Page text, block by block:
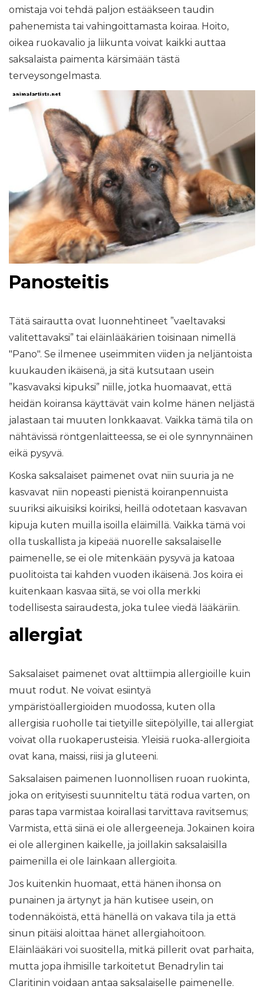
omistaja voi tehdä paljon estääkseen taudin
pahenemista tai vahingoittamasta koiraa. Hoito,
oikea ruokavalio ja liikunta voivat kaikki auttaa
saksalaista paimenta kärsimään tästä
terveysongelmasta.
Panosteitis
Tätä sairautta ovat luonnehtineet ”vaeltavaksi
valitettavaksi” tai eläinlääkärien toisinaan nimellä
"Pano". Se ilmenee useimmiten viiden ja neljäntoista
kuukauden ikäisenä, ja sitä kutsutaan usein
”kasvavaksi kipuksi” niille, jotka huomaavat, että
heidän koiransa käyttävät vain kolme hänen neljästä
jalastaan ​​tai muuten lonkkaavat. Vaikka tämä tila on
nähtävissä röntgenlaitteessa, se ei ole synnynnäinen
eikä pysyvä.
Koska saksalaiset paimenet ovat niin suuria ja ne
kasvavat niin nopeasti pienistä koiranpennuista
suuriksi aikuisiksi koiriksi, heillä odotetaan kasvavan
kipuja kuten muilla isoilla eläimillä. Vaikka tämä voi
olla tuskallista ja kipeää nuorelle saksalaiselle
paimenelle, se ei ole mitenkään pysyvä ja katoaa
puolitoista tai kahden vuoden ikäisenä. Jos koira ei
kuitenkaan kasvaa siitä, se voi olla merkki
todellisesta sairaudesta, joka tulee viedä lääkäriin.
allergiat
Saksalaiset paimenet ovat alttiimpia allergioille kuin
muut rodut. Ne voivat esiintyä
ympäristöallergioiden muodossa, kuten olla
allergisia ruoholle tai tietyille siitepölyille, tai allergiat
voivat olla ruokaperusteisia. Yleisiä ruoka-allergioita
ovat kana, maissi, riisi ja gluteeni.
Saksalaisen paimenen luonnollisen ruoan ruokinta,
joka on erityisesti suunniteltu tätä rodua varten, on
paras tapa varmistaa koirallasi tarvittava ravitsemus;
Varmista, että siinä ei ole allergeeneja. Jokainen koira
ei ole allerginen kaikelle, ja joillakin saksalaisilla
paimenilla ei ole lainkaan allergioita.
Jos kuitenkin huomaat, että hänen ihonsa on
punainen ja ärtynyt ja hän kutisee usein, on
todennäköistä, että hänellä on vakava tila ja että
sinun pitäisi aloittaa hänet allergiahoitoon.
Eläinlääkäri voi suositella, mitkä pillerit ovat parhaita,
mutta jopa ihmisille tarkoitetut Benadrylin tai
Claritinin voidaan antaa saksalaiselle paimenelle.